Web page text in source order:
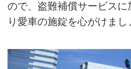
ので、盗難補償サービス
り愛車の施錠を心がけまし